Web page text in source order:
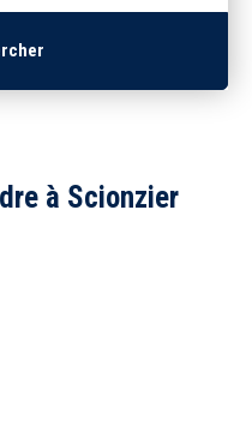
à Scionzier